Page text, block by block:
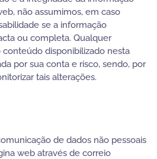
não assumimos, em caso
se a informação
ou completa. Qualquer
disponibilizado nesta
por sua conta e risco, sendo, por
tais alterações.
de dados não pessoais
web através de correio